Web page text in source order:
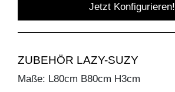
Jetzt Konfigurieren!
ZUBEHÖR LAZY-SUZY
Maße: L80cm B80cm H3cm